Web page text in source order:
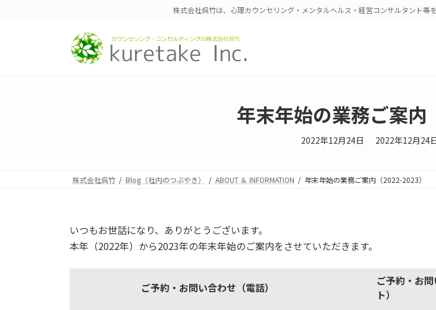
株式会社呉竹は、心理カウンセリング・メンタルヘルス・経営コンサルタント等
年末年始の業務ご案内
2022年12月24日 最
終
時
:
2022年12月24
株式会社呉竹 Blog（社内のつぶやき） ABOUT ＆ INFORMATION 年末年始の業務ご案内（2022-2023）
いつもお世話になり、ありがとうございます。
本年（2022年）から2023年の年末年始のご案内をさせていただきます。
ご予約・お問い合わせ（電話）
ご予約・お
ト）